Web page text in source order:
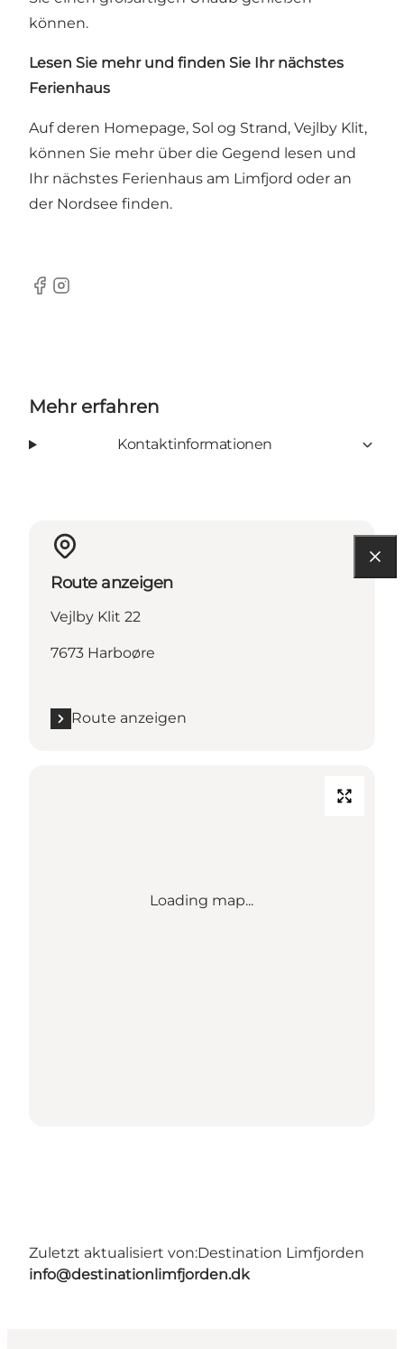
können.
Lesen Sie mehr und finden Sie Ihr nächstes
Ferienhaus
Auf deren Homepage, Sol og Strand, Vejlby Klit,
können Sie mehr über die Gegend lesen und
Ihr nächstes Ferienhaus am Limfjord oder an
der Nordsee finden.
Facebook
Instagram
Mehr erfahren
Kontaktinformationen
Route anzeigen
Vejlby Klit 22
7673 Harboøre
Route anzeigen
Loading map...
Zuletzt aktualisiert von:Destination Limfjorden
info@destinationlimfjorden.dk